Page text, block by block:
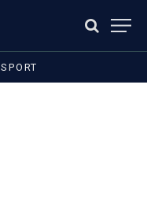
SPORT